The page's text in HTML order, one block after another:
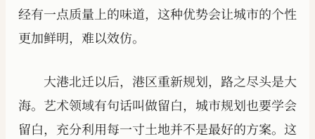
经有一点质量上的味道，这种优势会让城市的个性
更加鲜明，难以效仿。
大港北迁以后，港区重新规划，路之尽头是大
海。艺术领域有句话叫做留白，城市规划也要学会
留白，充分利用每一寸土地并不是最好的方案。这